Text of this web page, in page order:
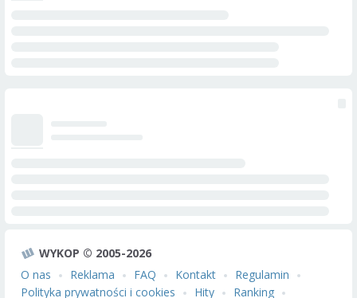
WYKOP © 2005-2026
O nas
Reklama FAQ Kontakt
Regulamin
Polityka prywatności i cookies
Hity Ranking